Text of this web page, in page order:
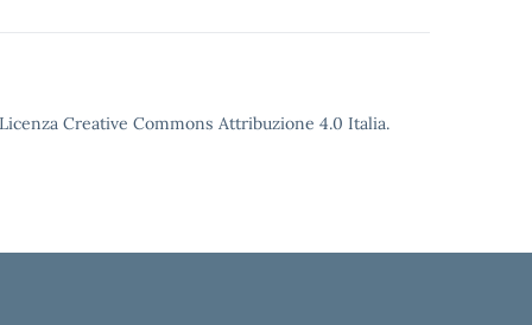
Creative Commons Attribuzione 4.0 Italia.